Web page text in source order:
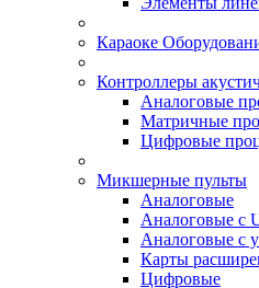
Караоке
Контроллеры
Аналоговые
Матричные
Цифровые
Микшерные пульты
Аналоговые
Аналоговые с
Аналоговые с
Карты
Цифровые